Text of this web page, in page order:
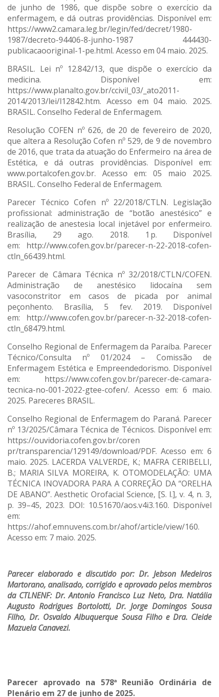
de junho de 1986, que dispõe sobre o exercício da
enfermagem, e dá outras providências. Disponível em:
https://www2.camara.leg.br/legin/fed/decret/1980-
1987/decreto-94406-8-junho-1987 444430-
publicacaooriginal-1-pe.html. Acesso em 04 maio. 2025.
BRASIL. Lei nº 12.842/13, que dispõe o exercício da
medicina. Disponível em:
https://www.planalto.gov.br/ccivil_03/_ato2011-
2014/2013/lei/l12842.htm. Acesso em 04 maio. 2025.
BRASIL. Conselho Federal de Enfermagem.
Resolução COFEN nº 626, de 20 de fevereiro de 2020,
que altera a Resolução Cofen nº 529, de 9 de novembro
de 2016, que trata da atuação do Enfermeiro na área de
Estética, e dá outras providências. Disponível em:
www.portalcofen.gov.br. Acesso em: 05 maio 2025.
BRASIL. Conselho Federal de Enfermagem.
Parecer Técnico Cofen nº 22/2018/CTLN. Legislação
profissional: administração de “botão anestésico” e
realização de anestesia local injetável por enfermeiro.
Brasília, 29 ago. 2018. 1 p. Disponível
em: http://www.cofen.gov.br/parecer-n-22-2018-cofen-
ctln_66439.html.
Parecer de Câmara Técnica nº 32/2018/CTLN/COFEN.
Administração de anestésico lidocaína sem
vasoconstritor em casos de picada por animal
peçonhento. Brasília, 5 fev. 2019. Disponível
em: http://www.cofen.gov.br/parecer-n-32-2018-cofen-
ctln_68479.html.
Conselho Regional de Enfermagem da Paraíba. Parecer
Técnico/Consulta nº 01/2024 – Comissão de
Enfermagem Estética e Empreendedorismo. Disponível
em: https://www.cofen.gov.br/parecer-de-camara-
tecnica-no-001-2022-gtee-cofen/. Acesso em: 6 maio.
2025. Pareceres BRASIL.
Conselho Regional de Enfermagem do Paraná. Parecer
nº 13/2025/Câmara Técnica de Técnicos. Disponível em:
https://ouvidoria.cofen.gov.br/coren
pr/transparencia/129149/download/PDF. Acesso em: 6
maio. 2025. LACERDA VALVERDE, K.; MAFRA CERIBELLI,
B.; MARIA SILVA MOREIRA, K. OTOMODELAÇÃO: UMA
TÉCNICA INOVADORA PARA A CORREÇÃO DA “ORELHA
DE ABANO”. Aesthetic Orofacial Science, [S. l.], v. 4, n. 3,
p. 39–45, 2023. DOI: 10.51670/aos.v4i3.160. Disponível
em:
https://ahof.emnuvens.com.br/ahof/article/view/160.
Acesso em: 7 maio. 2025.
Parecer elaborado e discutido por: Dr. Jebson Medeiros
Martorano, analisado, corrigido e aprovado pelos membros
da CTLNENF: Dr. Antonio Francisco Luz Neto, Dra. Natália
Augusto Rodrigues Bortolotti, Dr. Jorge Domingos Sousa
Filho, Dr. Osvaldo Albuquerque Sousa Filho e Dra. Cleide
Mazuela Canavezi.
Parecer aprovado na 578ª Reunião Ordinária de
Plenário em 27 de junho de 2025.